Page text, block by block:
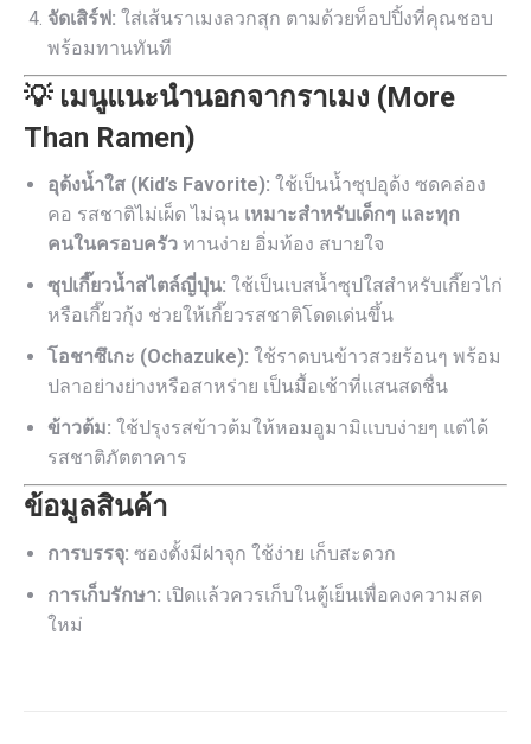
จัดเสิร์ฟ: ใส่เส้นราเมงลวกสุก ตามด้วยท็อปปิ้งที่คุณชอบ
พร้อมทานทันที
💡 เมนูแนะนำนอกจากราเมง (More
Than Ramen)
อุด้งน้ำใส (Kid’s Favorite): ใช้เป็นน้ำซุปอุด้ง ซดคล่อง
คอ รสชาติไม่เผ็ด ไม่ฉุน เหมาะสำหรับเด็กๆ และทุก
คนในครอบครัว ทานง่าย อิ่มท้อง สบายใจ
ซุปเกี๊ยวน้ำสไตล์ญี่ปุ่น: ใช้เป็นเบสน้ำซุปใสสำหรับเกี๊ยวไก่
หรือเกี๊ยวกุ้ง ช่วยให้เกี๊ยวรสชาติโดดเด่นขึ้น
โอชาซึเกะ (Ochazuke): ใช้ราดบนข้าวสวยร้อนๆ พร้อม
ปลาอย่างย่างหรือสาหร่าย เป็นมื้อเช้าที่แสนสดชื่น
ข้าวต้ม: ใช้ปรุงรสข้าวต้มให้หอมอูมามิแบบง่ายๆ แต่ได้
รสชาติภัตตาคาร
ข้อมูลสินค้า
การบรรจุ: ซองตั้งมีฝาจุก ใช้ง่าย เก็บสะดวก
การเก็บรักษา: เปิดแล้วควรเก็บในตู้เย็นเพื่อคงความสด
ใหม่